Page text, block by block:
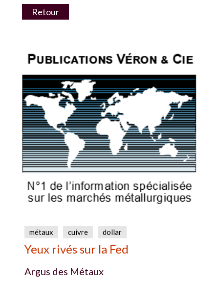
Retour
métaux cuivre dollar
Yeux rivés sur la Fed
Argus des Métaux